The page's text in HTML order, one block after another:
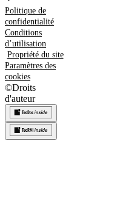
Politique de
confidentialité
Conditions
d’utilisation
Propriété du site
Paramètres des
cookies
©Droits
d'auteur